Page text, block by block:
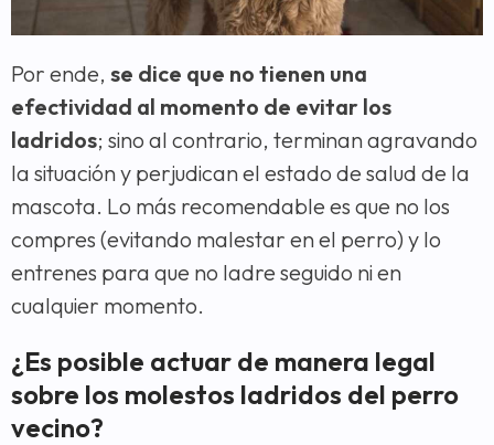
Por ende, se dice que no tienen una
efectividad al momento de evitar los
ladridos; sino al contrario, terminan agravando
la situación y perjudican el estado de salud de la
mascota. Lo más recomendable es que no los
compres (evitando malestar en el perro) y lo
entrenes para que no ladre seguido ni en
cualquier momento.
¿Es posible actuar de manera legal
sobre los molestos ladridos del perro
vecino?